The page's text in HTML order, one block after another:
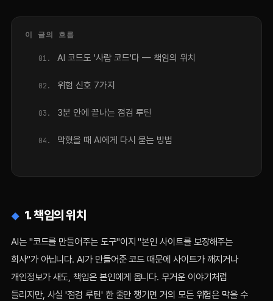
이 글의 흐름
AI 코드도 '사람 코드'다 — 책임의 위치
위험 신호 7가지
3분 안에 끝나는 점검 루틴
막혔을 때 AI에게 다시 묻는 방법
1. 책임의 위치
AI는 "코드를 만들어주는 도구"이지 "본인 사이트를 보장해주는
회사"가 아닙니다. AI가 만들어준 코드 때문에 사이트가 깨지거나
개인정보가 새도, 책임은 본인에게 옵니다. 무거운 이야기처럼
들리지만, 사실 '점검 루틴' 한 줄만 챙기면 거의 모든 위험은 막을 수